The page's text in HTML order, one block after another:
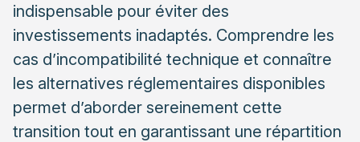
indispensable pour éviter des
investissements inadaptés. Comprendre les
cas d’incompatibilité technique et connaître
les alternatives réglementaires disponibles
permet d’aborder sereinement cette
transition tout en garantissant une répartition